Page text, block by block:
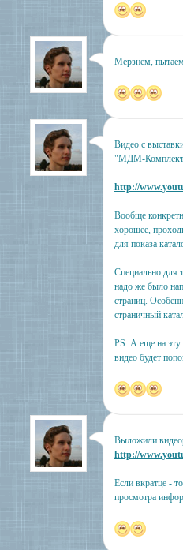
Мерзнем,
Видео с
"МДМ-
http://
Вообще
хорошее,
для показа
Специально для
надо же было
страниц.
страничный
PS: А еще на эту
видео будет
Выложили
http://
Если вкратце -
просмотра